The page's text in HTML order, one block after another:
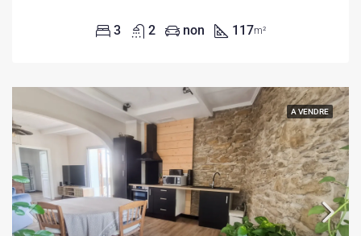
3 2 non 117m²
A VENDRE